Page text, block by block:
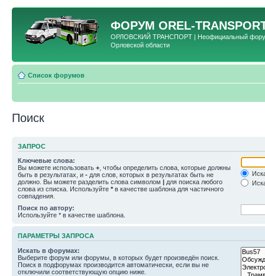
ФОРУМ OREL-
ОРЛОВСКИЙ ТРАНСПОРТ | Неофициальный форум
Орловской области
Список форумов
Поиск
ЗАПРОС
Ключевые слова:
Вы можете использовать + , чтобы определить слова, которые должны
быть в результатах, и - для слов, которых в результатах быть не
должно. Вы можете разделить слова символом | для поиска любого
слова из списка. Используйте * в качестве шаблона для частичного
совпадения.
Поиск по автору:
Используйте * в качестве шаблона.
ПАРАМЕТРЫ ЗАПРОСА
Искать в форумах:
Выберите форум или форумы, в которых будет произведён поиск.
Поиск в подфорумах производится автоматически, если вы не
отключили соответствующую опцию ниже.